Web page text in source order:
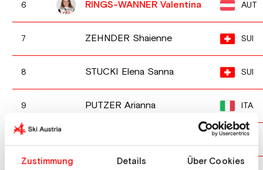
Zustimmung Details Über Cookies
6 RINGS-WANNER Valentina AUT
7 ZEHNDER Shaienne SUI
8 STUCKI Elena Sanna SUI
9 PUTZER Arianna ITA
ITA